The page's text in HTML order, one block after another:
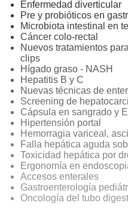
Enfermedad diverticular
Pre y probióticos en
Microbiota intestinal en
Cáncer colo-rectal
Nuevos tratamientos
clips
Hígado graso - NASH
Hepatitis B y C
Nuevas técnicas de
Screening de
Cápsula en sangrado y
Hipertensión portal
Hemorragia variceal,
Falla hepática aguda
Toxicidad hepática por
Ergonomía en
Accesos enterales
Gastroenterología
Oncología del tubo